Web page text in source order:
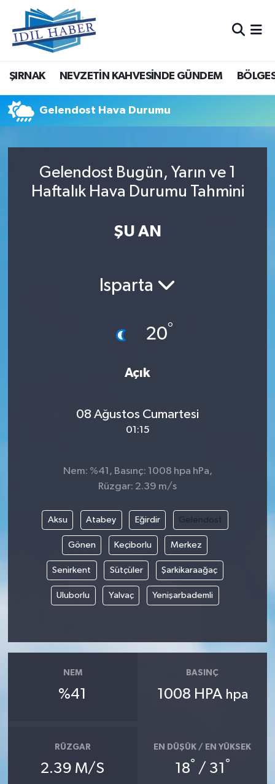
ŞIRNAK NEVZETİN KAHVESİNDE GÜNDEM
Gelendost Hava Durumu
Gelendost Bugün, Yarın ve 1
Haftalık Hava Durumu Tahmini
ŞU AN
Isparta
20°
Açık
08 Ağustos Cumartesi
01:15
Nem: %41, Basınç: 1008 hpa hPa,
Rüzgar: 2.39 m/s
Aksu Atabey Eğirdir Gelendost
Gönen Keçiborlu Merkez
Senirkent Sütçüler Şarkikaraağaç
Uluborlu Yalvaç Yenişarbademli
NEM
%41
BASINÇ
1008 HPA hpa
RÜZGAR
2.39 M/S
EN DÜŞÜK / EN YÜKSEK
18° / 31 °
Nöbetçi Eczaneler
Hava Durumu
Trafik Durumu
Tüm Manşetler